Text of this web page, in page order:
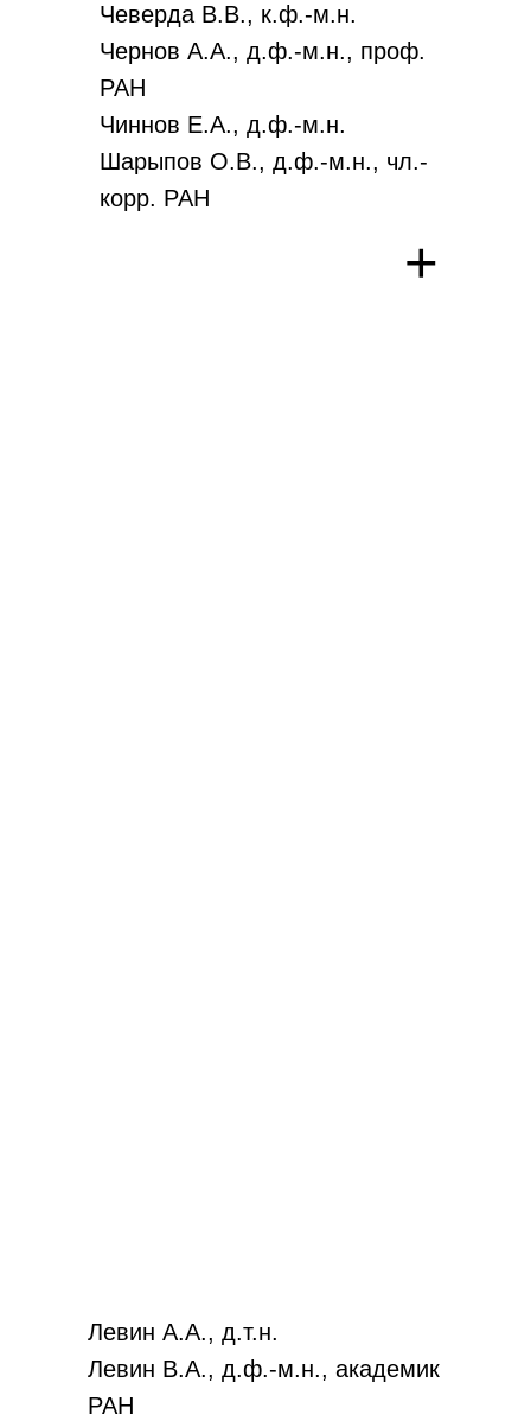
Чеверда В.В., к.ф.-м.н.
Чернов А.А., д.ф.-м.н., проф.
РАН
Чиннов Е.А., д.ф.-м.н.
Шарыпов О.В., д.ф.-м.н., чл.-
корр. РАН
+
Левин А.А., д.т.н.
Левин В.А., д.ф.-м.н., академик
РАН